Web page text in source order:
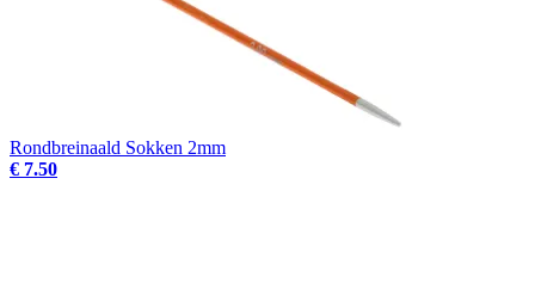
Rondbreinaald Sokken 2mm
€ 7.50